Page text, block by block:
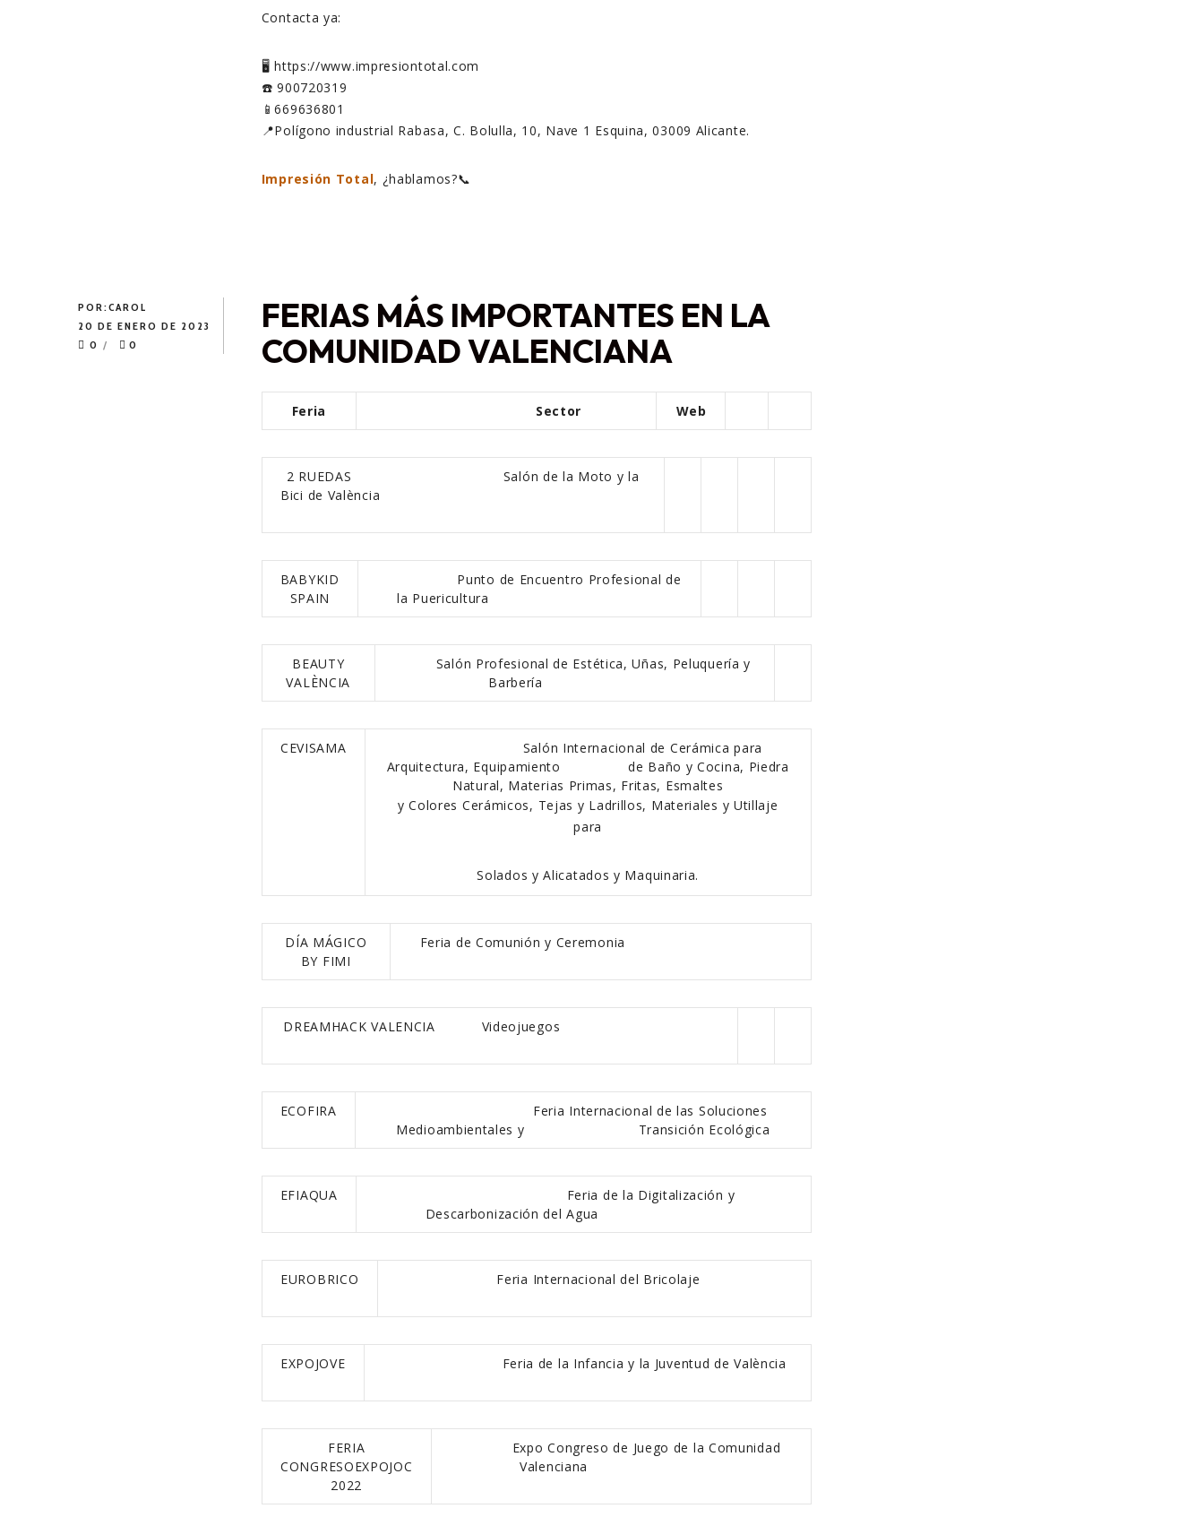
Contacta ya:
🖥️ https://www.impresiontotal.com
☎️ 900720319
📱669636801
📍Polígono industrial Rabasa, C. Bolulla, 10, Nave 1 Esquina, 03009 Alicante.
Impresión Total, ¿hablamos?📞
POR:CAROL
20 DE ENERO DE 2023
0
0
FERIAS MÁS IMPORTANTES EN LA
COMUNIDAD VALENCIANA
Feria Sector Web
2 RUEDAS Salón de la Moto y la
Bici de València
BABYKID
SPAIN
Punto de Encuentro Profesional de
la Puericultura
BEAUTY
VALÈNCIA
Salón Profesional de Estética, Uñas, Peluquería y
Barbería
CEVISAMA
Salón Internacional de Cerámica para
Arquitectura, Equipamientode Baño y Cocina, Piedra
Natural, Materias Primas, Fritas, Esmaltes
y Colores Cerámicos, Tejas y Ladrillos, Materiales y Utillaje
para
Solados y Alicatados y Maquinaria.
DÍA MÁGICO
BY FIMI
Feria de Comunión y Ceremonia
DREAMHACK VALENCIA Videojuegos
ECOFIRA
Feria Internacional de las Soluciones
Medioambientales y Transición Ecológica
EFIAQUA
Feria de la Digitalización y
Descarbonización del Agua
EUROBRICO Feria Internacional del Bricolaje
EXPOJOVE Feria de la Infancia y la Juventud de València
FERIA
CONGRESOEXPOJOC
2022
Expo Congreso de Juego de la Comunidad
Valenciana